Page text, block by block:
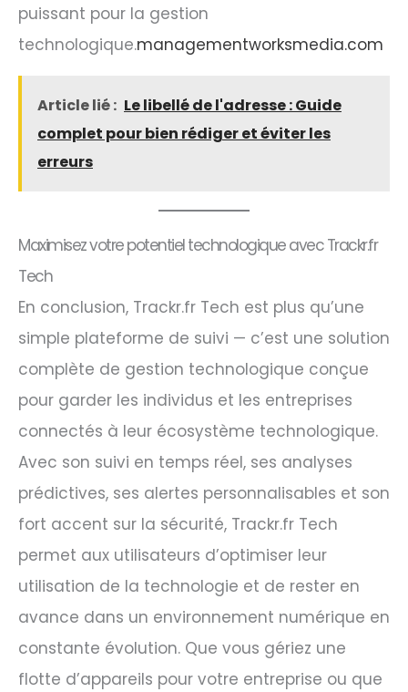
puissant pour la gestion
technologique.managementworksmedia.com
Article lié : Le libellé de l'adresse : Guide
complet pour bien rédiger et éviter les
erreurs
Maximisez votre potentiel technologique avec Trackr.fr
Tech
En conclusion, Trackr.fr Tech est plus qu’une
simple plateforme de suivi — c’est une solution
complète de gestion technologique conçue
pour garder les individus et les entreprises
connectés à leur écosystème technologique.
Avec son suivi en temps réel, ses analyses
prédictives, ses alertes personnalisables et son
fort accent sur la sécurité, Trackr.fr Tech
permet aux utilisateurs d’optimiser leur
utilisation de la technologie et de rester en
avance dans un environnement numérique en
constante évolution. Que vous gériez une
flotte d’appareils pour votre entreprise ou que